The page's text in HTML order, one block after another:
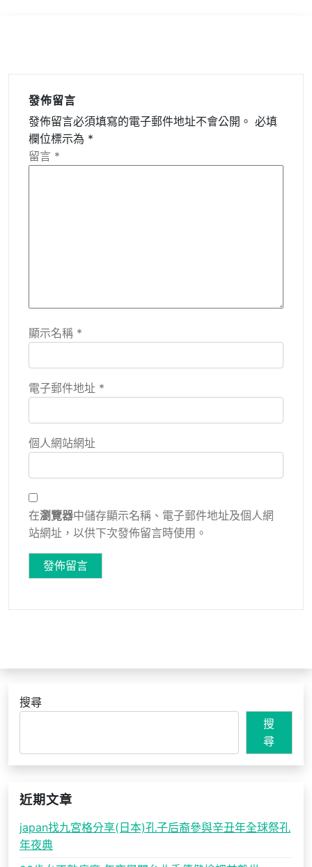
發佈留言
發佈留言必須填寫的電子郵件地址不會公開。 必填
欄位標示為 *
留言 *
顯示名稱 *
電子郵件地址 *
個人網站網址
在瀏覽器中儲存顯示名稱、電子郵件地址及個人網
站網址，以供下次發佈留言時使用。
搜尋
搜
尋
近期文章
japan找九宮格分享(日本)孔子后裔參與辛丑年全球祭孔
年夜典